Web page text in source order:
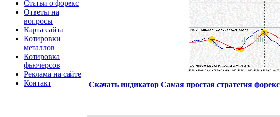
Статьи о форекс
Ответы на
вопросы
Карта сайта
Котировки
металлов
Котировка
фьючерсов
Реклама на сайте
Контакт
Скачать индикатор Самая простая стратегия форекс